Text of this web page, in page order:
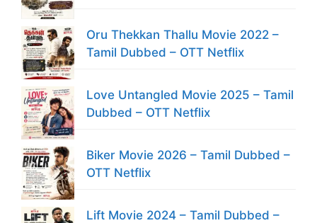
Oru Thekkan Thallu Movie 2022 –
Tamil Dubbed – OTT Netflix
Love Untangled Movie 2025 – Tamil
Dubbed – OTT Netflix
Biker Movie 2026 – Tamil Dubbed –
OTT Netflix
Lift Movie 2024 – Tamil Dubbed –